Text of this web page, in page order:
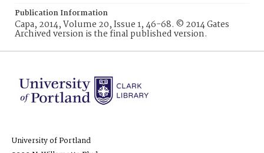
Publication Information
Capa, 2014, Volume 20, Issue 1, 46-68. © 2014 Gates
Archived version is the final published version.
University of Portland